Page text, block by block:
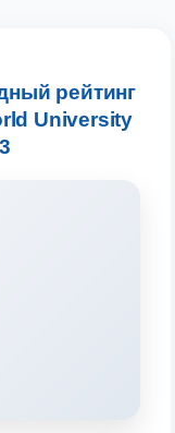
рейтинг
University